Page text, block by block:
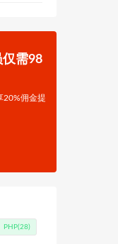
需98
20%佣金提
PHP(28)